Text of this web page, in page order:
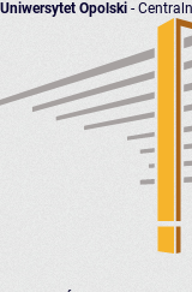
Uniwersytet Opolski -